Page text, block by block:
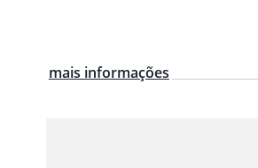
mais informações